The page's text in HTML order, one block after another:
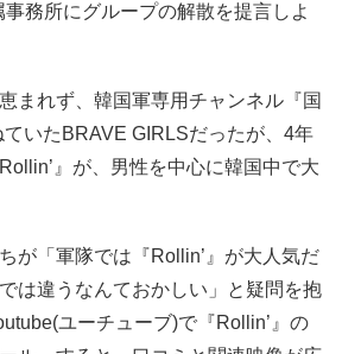
務所にグループの解散を提言しよ
まれず、韓国軍専用チャンネル『国
いたBRAVE GIRLSだったが、4年
』が、男性を中心に韓国中で大
が「軍隊では『Rollin’』が大人気だ
は違うなんておかしい」と疑問を抱
ユーチューブ)で『Rollin’』の